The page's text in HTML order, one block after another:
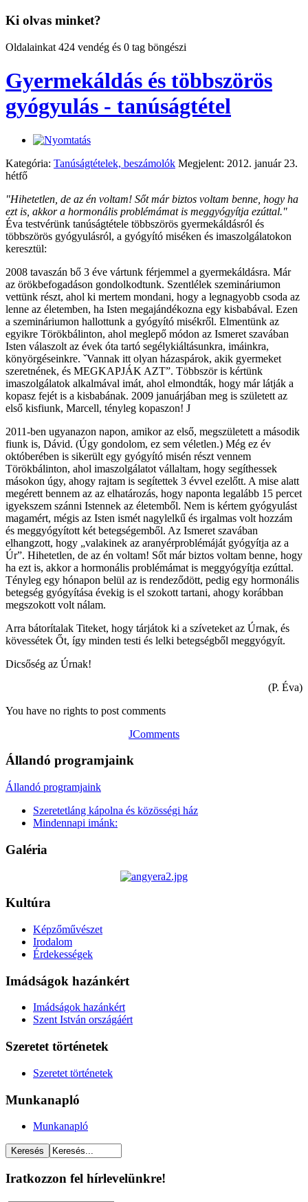
Ki olvas minket?
Oldalainkat 424 vendég és 0 tag böngészi
Gyermekáldás és többszörös
gyógyulás - tanúságtétel
Kategória: Tanúságtételek, beszámolók Megjelent: 2012. január 23.
hétfő
"Hihetetlen, de az én voltam! Sőt már biztos voltam benne, hogy ha
ezt is, akkor a hormonális problémámat is meggyógyítja ezúttal."
Éva testvérünk tanúságtétele többszörös gyermekáldásról és
többszörös gyógyulásról, a gyógyító miséken és imaszolgálatokon
keresztül:
2008 tavaszán bő 3 éve vártunk férjemmel a gyermekáldásra. Már
az örökbefogadáson gondolkodtunk. Szentlélek szemináriumon
vettünk részt, ahol ki mertem mondani, hogy a legnagyobb csoda az
lenne az életemben, ha Isten megajándékozna egy kisbabával. Ezen
a szemináriumon hallottunk a gyógyító misékről. Elmentünk az
egyikre Törökbálinton, ahol meglepő módon az Ismeret szavában
Isten válaszolt az évek óta tartó segélykiáltásunkra, imáinkra,
könyörgéseinkre. ˇVannak itt olyan házaspárok, akik gyermeket
szeretnének, és MEGKAPJÁK AZT”. Többször is kértünk
imaszolgálatok alkalmával imát, ahol elmondták, hogy már látják a
kopasz fejét is a kisbabának. 2009 januárjában meg is született az
első kisfiunk, Marcell, tényleg kopaszon! J
2011-ben ugyanazon napon, amikor az első, megszületett a második
fiunk is, Dávid. (Úgy gondolom, ez sem véletlen.) Még ez év
októberében is sikerült egy gyógyító misén részt vennem
Törökbálinton, ahol imaszolgálatot vállaltam, hogy segíthessek
másokon úgy, ahogy rajtam is segítettek 3 évvel ezelőtt. A mise alatt
megérett bennem az az elhatározás, hogy naponta legalább 15 percet
igyekszem szánni Istennek az életemből. Nem is kértem gyógyulást
magamért, mégis az Isten ismét nagylelkű és irgalmas volt hozzám
és meggyógyított két betegségemből. Az Ismeret szavában
elhangzott, hogy „valakinek az aranyérproblémáját gyógyítja az a
Úr”. Hihetetlen, de az én voltam! Sőt már biztos voltam benne, hogy
ha ezt is, akkor a hormonális problémámat is meggyógyítja ezúttal.
Tényleg egy hónapon belül az is rendeződött, pedig egy hormonális
betegség gyógyítása évekig is el szokott tartani, ahogy korábban
megszokott volt nálam.
Arra bátorítalak Titeket, hogy tárjátok ki a szíveteket az Úrnak, és
kövessétek Őt, így minden testi és lelki betegségből meggyógyít.
Dicsőség az Úrnak!
(P. Éva)
You have no rights to post comments
JComments
Állandó programjaink
Állandó programjaink
Szeretetláng kápolna és közösségi ház
Mindennapi imánk:
Galéria
Kultúra
Képzőművészet
Irodalom
Érdekességek
Imádságok hazánkért
Imádságok hazánkért
Szent István országáért
Szeretet történetek
Szeretet történetek
Munkanapló
Munkanapló
Iratkozzon fel hírlevelünkre!